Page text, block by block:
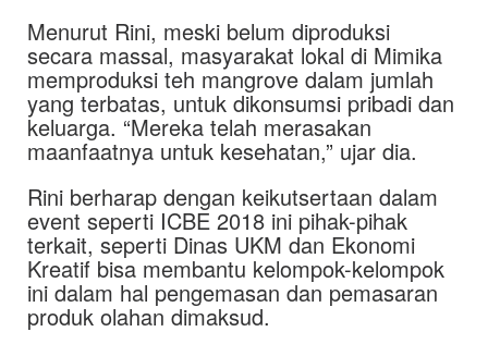
Menurut Rini, meski belum diproduksi
secara massal, masyarakat lokal di Mimika
memproduksi teh mangrove dalam jumlah
yang terbatas, untuk dikonsumsi pribadi dan
keluarga. “Mereka telah merasakan
maanfaatnya untuk kesehatan,” ujar dia.
Rini berharap dengan keikutsertaan dalam
event seperti ICBE 2018 ini pihak-pihak
terkait, seperti Dinas UKM dan Ekonomi
Kreatif bisa membantu kelompok-kelompok
ini dalam hal pengemasan dan pemasaran
produk olahan dimaksud.